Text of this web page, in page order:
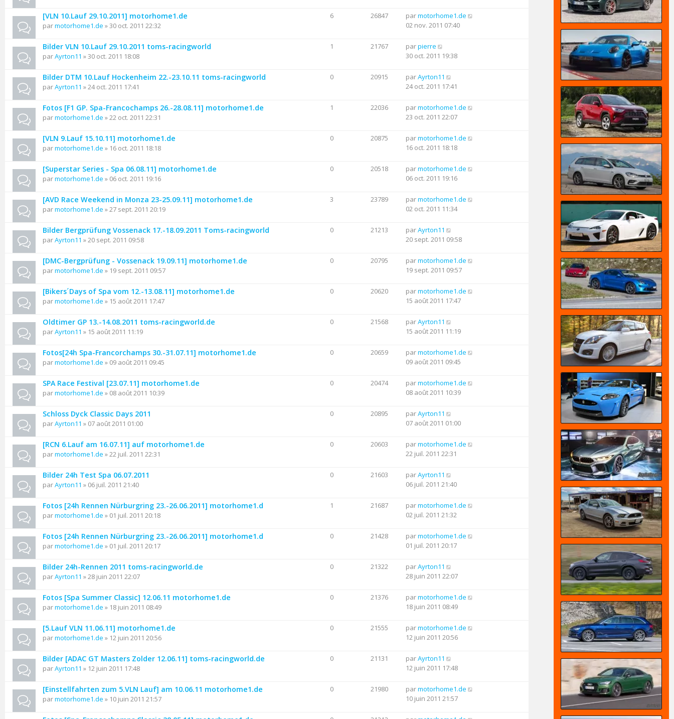
[VLN 10.Lauf 29.10.2011] motorhome1.de
parmotorhome1.de » 30 oct. 2011 22:32
6 26847 parmotorhome1.de
02 nov. 2011 07:40
Bilder VLN 10.Lauf 29.10.2011 toms-racingworld
parAyrton11 » 30 oct. 2011 18:08
1 21767 parpierre
30 oct. 2011 19:38
Bilder DTM 10.Lauf Hockenheim 22.-23.10.11 toms-racingworld
parAyrton11 » 24 oct. 2011 17:41
0 20915 parAyrton11
24 oct. 2011 17:41
Fotos [F1 GP. Spa-Francochamps 26.-28.08.11] motorhome1.de
parmotorhome1.de » 22 oct. 2011 22:31
1 22036 parmotorhome1.de
23 oct. 2011 22:07
[VLN 9.Lauf 15.10.11] motorhome1.de
parmotorhome1.de » 16 oct. 2011 18:18
0 20875 parmotorhome1.de
16 oct. 2011 18:18
[Superstar Series - Spa 06.08.11] motorhome1.de
parmotorhome1.de » 06 oct. 2011 19:16
0 20518 parmotorhome1.de
06 oct. 2011 19:16
[AVD Race Weekend in Monza 23-25.09.11] motorhome1.de
parmotorhome1.de » 27 sept. 2011 20:19
3 23789 parmotorhome1.de
02 oct. 2011 11:34
Bilder Bergprüfung Vossenack 17.-18.09.2011 Toms-racingworld
parAyrton11 » 20 sept. 2011 09:58
0 21213 parAyrton11
20 sept. 2011 09:58
[DMC-Bergprüfung - Vossenack 19.09.11] motorhome1.de
parmotorhome1.de » 19 sept. 2011 09:57
0 20795 parmotorhome1.de
19 sept. 2011 09:57
[Bikers´Days of Spa vom 12.-13.08.11] motorhome1.de
parmotorhome1.de » 15 août 2011 17:47
0 20620 parmotorhome1.de
15 août 2011 17:47
Oldtimer GP 13.-14.08.2011 toms-racingworld.de
parAyrton11 » 15 août 2011 11:19
0 21568 parAyrton11
15 août 2011 11:19
Fotos[24h Spa-Francorchamps 30.-31.07.11] motorhome1.de
parmotorhome1.de » 09 août 2011 09:45
0 20659 parmotorhome1.de
09 août 2011 09:45
SPA Race Festival [23.07.11] motorhome1.de
parmotorhome1.de » 08 août 2011 10:39
0 20474 parmotorhome1.de
08 août 2011 10:39
Schloss Dyck Classic Days 2011
parAyrton11 » 07 août 2011 01:00
0 20895 parAyrton11
07 août 2011 01:00
[RCN 6.Lauf am 16.07.11] auf motorhome1.de
parmotorhome1.de » 22 juil. 2011 22:31
0 20603 parmotorhome1.de
22 juil. 2011 22:31
Bilder 24h Test Spa 06.07.2011
parAyrton11 » 06 juil. 2011 21:40
0 21603 parAyrton11
06 juil. 2011 21:40
Fotos [24h Rennen Nürburgring 23.-26.06.2011] motorhome1.d
parmotorhome1.de » 01 juil. 2011 20:18
1 21687 parmotorhome1.de
02 juil. 2011 21:32
Fotos [24h Rennen Nürburgring 23.-26.06.2011] motorhome1.d
parmotorhome1.de » 01 juil. 2011 20:17
0 21428 parmotorhome1.de
01 juil. 2011 20:17
Bilder 24h-Rennen 2011 toms-racingworld.de
parAyrton11 » 28 juin 2011 22:07
0 21322 parAyrton11
28 juin 2011 22:07
Fotos [Spa Summer Classic] 12.06.11 motorhome1.de
parmotorhome1.de » 18 juin 2011 08:49
0 21376 parmotorhome1.de
18 juin 2011 08:49
[5.Lauf VLN 11.06.11] motorhome1.de
parmotorhome1.de » 12 juin 2011 20:56
0 21555 parmotorhome1.de
12 juin 2011 20:56
Bilder [ADAC GT Masters Zolder 12.06.11] toms-racingworld.de
parAyrton11 » 12 juin 2011 17:48
0 21131 parAyrton11
12 juin 2011 17:48
[Einstellfahrten zum 5.VLN Lauf] am 10.06.11 motorhome1.de
parmotorhome1.de » 10 juin 2011 21:57
0 21980 parmotorhome1.de
10 juin 2011 21:57